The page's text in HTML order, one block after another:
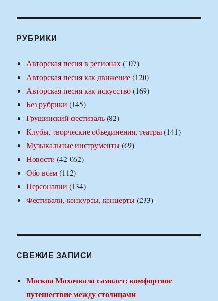
РУБРИКИ
Авторская песня в регионах(107)
Авторская песня как движение(120)
Авторская песня как искусство(169)
Без рубрики (145)
Грушинский фестиваль(82)
Клубы, творческие объединения, театры(141)
Музыкальные инструменты(69)
Новости (42 062)
Обо всем(112)
Персоналии (134)
Фестивали, конкурсы, концерты(233)
СВЕЖИЕ ЗАПИСИ
Москва Махачкала самолет: комфортное
путешествие между столицами